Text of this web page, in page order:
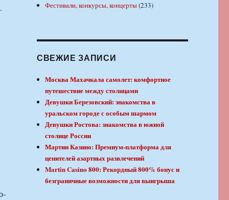
Фестивали, конкурсы, концерты(233)
СВЕЖИЕ ЗАПИСИ
Москва Махачкала самолет: комфортное
путешествие между столицами
Девушки Березовский: знакомства в
уральском городе с особым шармом
Девушки Ростова: знакомства в южной
столице России
Мартин Казино: Премиум-платформа для
ценителей азартных развлечений
Martin Casino 800: Рекордный 800% бонус и
безграничные возможности для выигрыша